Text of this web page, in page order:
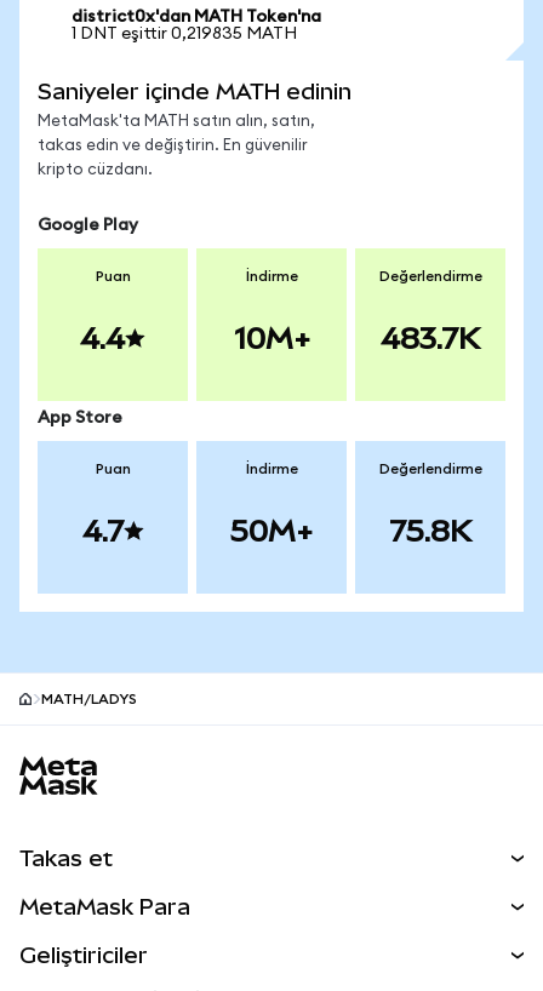
district0x'dan MATH Token'na
1 DNT eşittir 0,219835 MATH
Saniyeler içinde MATH edinin
MetaMask'ta MATH satın alın, satın,
takas edin ve değiştirin. En güvenilir
kripto cüzdanı.
Google Play
Puan
4.4
İndirme
10M+
Değerlendirme
483.7K
App Store
Puan
4.7
İndirme
50M+
Değerlendirme
75.8K
MATH/LADYS
Takas et
Perps
MetaMask Para
Geliştiriciler